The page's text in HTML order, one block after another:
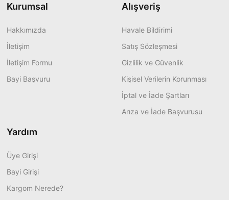
Kurumsal
Hakkımızda
İletişim
İletişim Formu
Bayi Başvuru
Alışveriş
Havale Bildirimi
Satış Sözleşmesi
Gizlilik ve Güvenlik
Kişisel Verilerin Korunması
İptal ve İade Şartları
Arıza ve İade Başvurusu
Yardım
Üye Girişi
Bayi Girişi
Kargom Nerede?